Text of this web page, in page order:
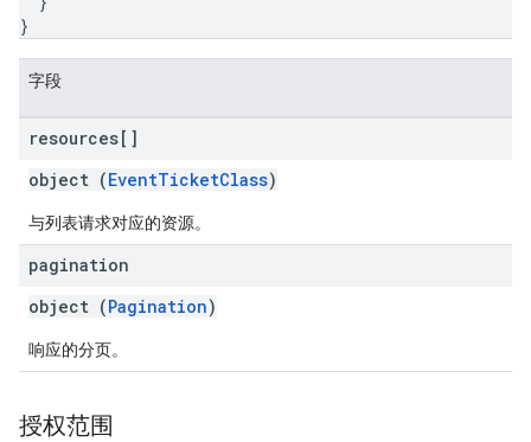
}
字段
resources[]
object (EventTicketClass)
与列表请求对应的资源。
pagination
object (Pagination)
响应的分页。
授权范围